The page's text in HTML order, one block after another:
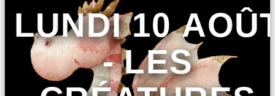
LUNDI 10
- LES